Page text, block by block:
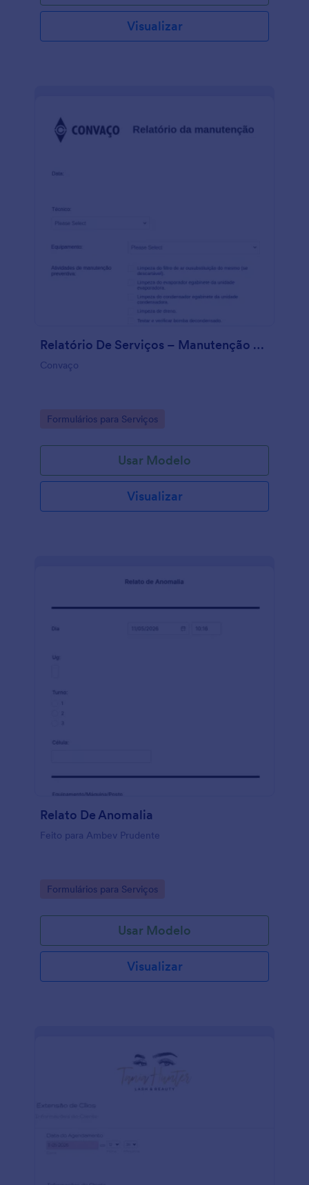
Visualizar
Relatório De Serviços – Manutenção Preventiva
Convaço
Go to Category:
Formulários para Serviços
Usar Modelo
Visualizar
Relato De Anomalia
Feito para Ambev Prudente
Go to Category:
Formulários para Serviços
Usar Modelo
Visualizar